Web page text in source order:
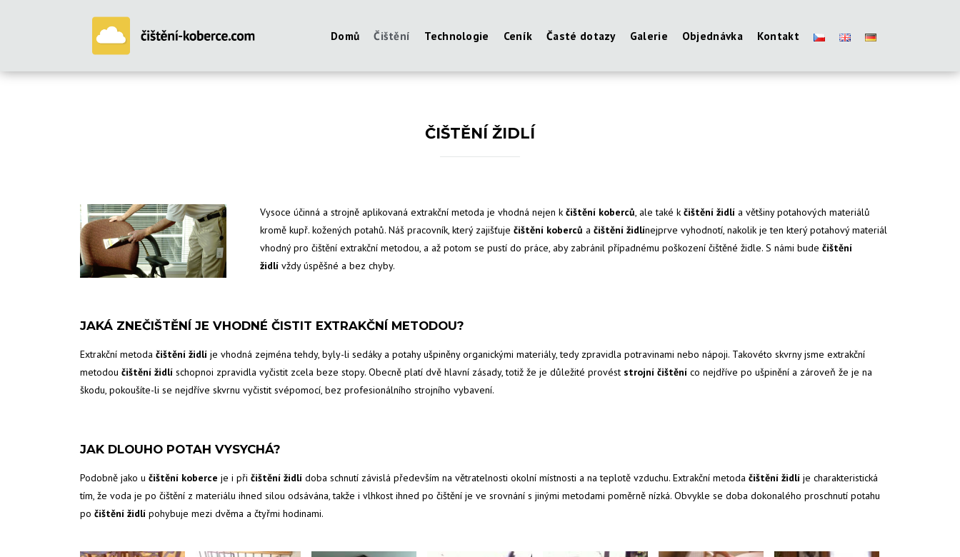
Domů Čištění Technologie Ceník Časté dotazy Galerie Objednávka Kontakt
ČIŠTĚNÍ ŽIDLÍ
Vysoce účinná a strojně aplikovaná extrakční metoda je vhodná nejen k čištění koberců, ale také k čištění židlía většiny potahových materiálů
kromě kupř. kožených potahů. Náš pracovník, který zajišťuje čištění koberců a čištění židlínejprve vyhodnotí, nakolik je ten který potahový materiál
vhodný pro čištění extrakční metodou, a až potom se pustí do práce, aby zabránil případnému poškození čištěné židle. S námi bude čištění
židlívždy úspěšné a bez chyby.
JAKÁ ZNEČIŠTĚNÍ JE VHODNÉ ČISTIT EXTRAKČNÍ METODOU?
Extrakční metoda čištění židlí je vhodná zejména tehdy, byly-li sedáky a potahy ušpiněny organickými materiály, tedy zpravidla potravinami nebo nápoji. Takovéto skvrny jsme extrakční
metodou čištění židlí schopnoi zpravidla vyčistit zcela beze stopy. Obecně platí dvě hlavní zásady, totiž že je důležité provést strojní čištění co nejdříve po ušpinění a zároveň že je na
škodu, pokoušíte-li se nejdříve skvrnu vyčistit svépomocí, bez profesionálního strojního vybavení.
JAK DLOUHO POTAH VYSYCHÁ?
Podobně jako u čištění koberce je i při čištění židlí doba schnutí závislá především na větratelnosti okolní místnosti a na teplotě vzduchu. Extrakční metoda čištění židlí je charakteristická
tím, že voda je po čištění z materiálu ihned silou odsávána, takže i vlhkost ihned po čištění je ve srovnání s jinými metodami poměrně nízká. Obvykle se doba dokonalého proschnutí potahu
po čištění židlí pohybuje mezi dvěma a čtyřmi hodinami.